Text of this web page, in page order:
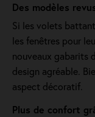
Des modèles
Si les volets
les fenêtres pour
nouveaux gabarits
design agréable.
aspect décoratif.
Plus de confort